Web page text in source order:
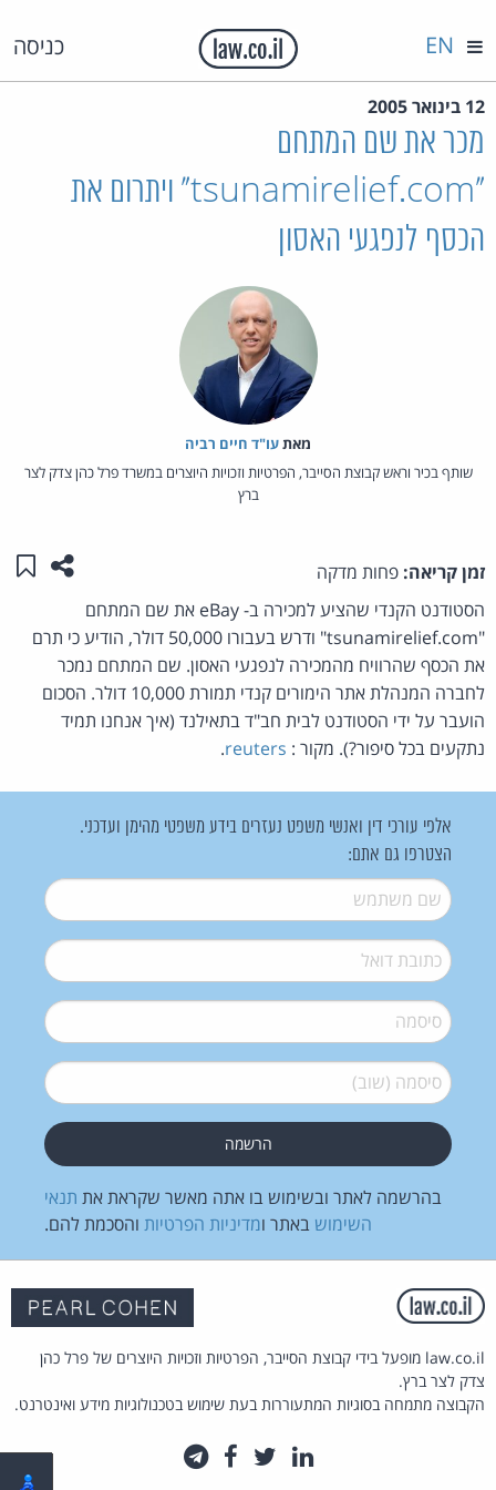
כניסה EN
12 בינואר 2005
מכר את שם המתחם
"tsunamirelief.com" ויתרום את
הכסף לנפגעי האסון
מאת‏עו"ד חיים רביה
שותף בכיר וראש קבוצת הסייבר, הפרטיות וזכויות היוצרים במשרד פרל כהן צדק לצר
ברץ
זמן קריאה: פחות מדקה שתפו
הסטודנט הקנדי שהציע למכירה ב- eBay את שם המתחם
"tsunamirelief.com" ודרש בעבורו 50,000 דולר, הודיע כי תרם
את הכסף שהרוויח מהמכירה לנפגעי האסון. שם המתחם נמכר
לחברה המנהלת אתר הימורים קנדי תמורת 10,000 דולר. הסכום
הועבר על ידי הסטודנט לבית חב"ד בתאילנד (איך אנחנו תמיד
נתקעים בכל סיפור?). מקור : reuters
.
אלפי עורכי דין ואנשי משפט נעזרים בידע משפטי מהימן ועדכני.
הצטרפו גם אתם:
שם משתמש*
דואל*
סיסמה*
סיסמה (שוב)*
בהרשמה לאתר ובשימוש בו אתה מאשר שקראת את תנאי
השימוש באתר ומדיניות הפרטיות והסכמת להם.
law.co.il מופעל בידי קבוצת הסייבר, הפרטיות וזכויות היוצרים של פרל כהן
צדק לצר ברץ.
הקבוצה מתמחה בסוגיות המתעוררות בעת שימוש בטכנולוגיות מידע ואינטרנט.
לינקדאין
טוויטרפייסבוק